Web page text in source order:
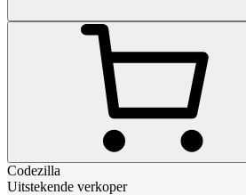
Codezilla
Uitstekende verkoper